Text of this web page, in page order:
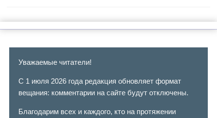
Уважаемые читатели!
С 1 июля 2026 года редакция обновляет формат
вещания: комментарии на сайте будут отключены.
Благодарим всех и каждого, кто на протяжении